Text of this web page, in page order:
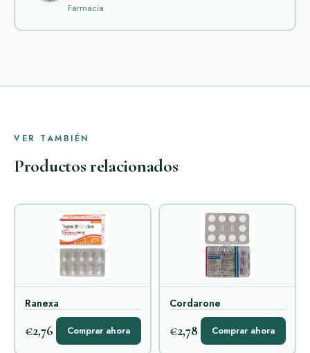
Farmacia
VER TAMBIÉN
Productos relacionados
Ranexa
€2,76 Comprar ahora
Cordarone
€2,78 Comprar ahora